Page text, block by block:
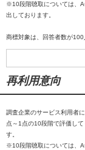
※10段階聴取については、
出しております。
商標対象は、回答者数が100
再利用意向
調査企業のサービス利用者
点～1点の10段階で評価し
す。
※10段階聴取については、